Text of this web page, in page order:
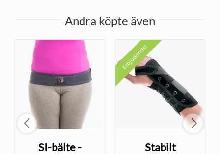
Andra köpte även
SI-bälte -
Erbjudande!
Stabilt